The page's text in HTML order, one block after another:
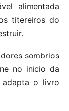
alimentada
titereiros do
sombrios
no início da
adapta o livro